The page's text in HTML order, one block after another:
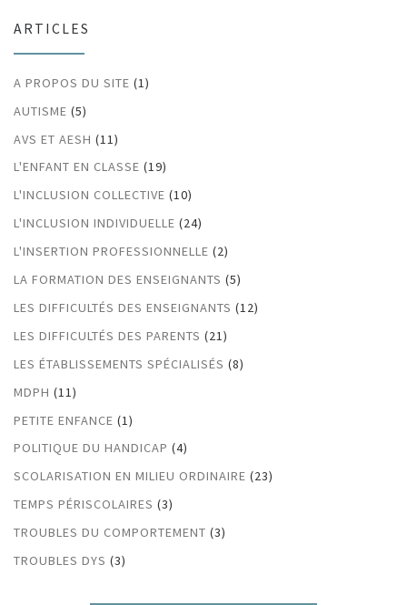
ARTICLES
A PROPOS DU SITE (1)
AUTISME (5)
AVS ET AESH (11)
L'ENFANT EN CLASSE (19)
L'INCLUSION COLLECTIVE (10)
L'INCLUSION INDIVIDUELLE (24)
L'INSERTION PROFESSIONNELLE (2)
LA FORMATION DES ENSEIGNANTS (5)
LES DIFFICULTÉS DES ENSEIGNANTS (12)
LES DIFFICULTÉS DES PARENTS (21)
LES ÉTABLISSEMENTS SPÉCIALISÉS (8)
MDPH (11)
PETITE ENFANCE (1)
POLITIQUE DU HANDICAP (4)
SCOLARISATION EN MILIEU ORDINAIRE (23)
TEMPS PÉRISCOLAIRES (3)
TROUBLES DU COMPORTEMENT (3)
TROUBLES DYS (3)